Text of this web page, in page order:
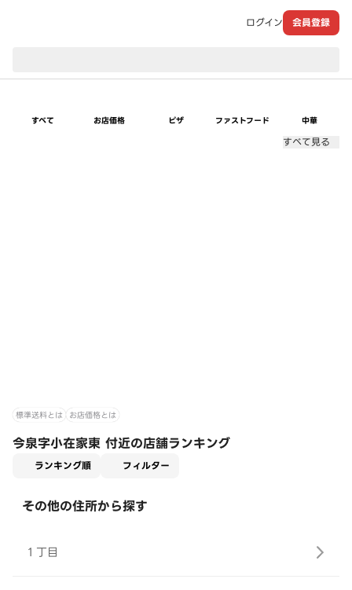
ログイン 会員登録
すべて お店価格 ピザ ファストフード 中華
すべて見る
標準送料とは お店価格とは
今泉字小在家東 付近の店舗ランキング
ランキング順 フィルター
その他の住所から探す
１丁目